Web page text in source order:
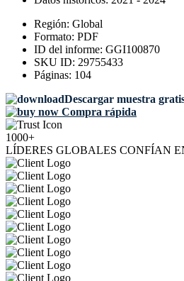
Región: Global
Formato: PDF
ID del informe: GGI100870
SKU ID: 29755433
Páginas: 104
Descargar muestra
Compra rápida
1000+
LÍDERES GLOBALES CONFÍAN